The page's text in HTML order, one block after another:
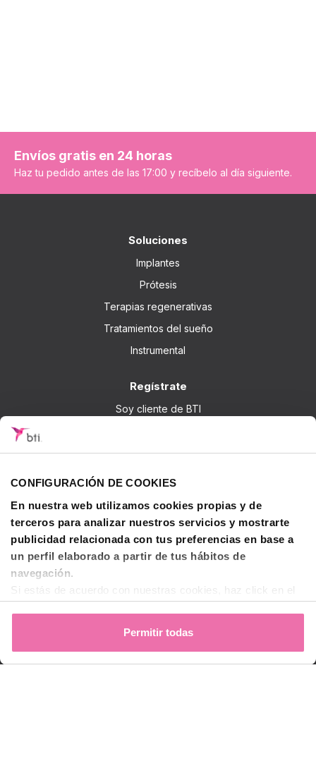
CONFIGURACIÓN DE COOKIES
En nuestra web utilizamos cookies propias y de
terceros para analizar nuestros servicios y mostrarte
publicidad relacionada con tus preferencias en base a
un perfil elaborado a partir de tus hábitos de
navegación.
Si estás de acuerdo con nuestras cookies, haz click en el
Permitir todas
Envíos gratis en 24 horas
Haz tu pedido antes de las 17:00 y recíbelo al día siguiente.
Soluciones
Implantes
Prótesis
Terapias regenerativas
Tratamientos del sueño
Instrumental
Regístrate
Soy cliente de BTI
Iniciar sesión
Sobre BTI
BTI Biotechnology Institute
Formación - BTI Training Center
Canal Audiovisual BTI Channel